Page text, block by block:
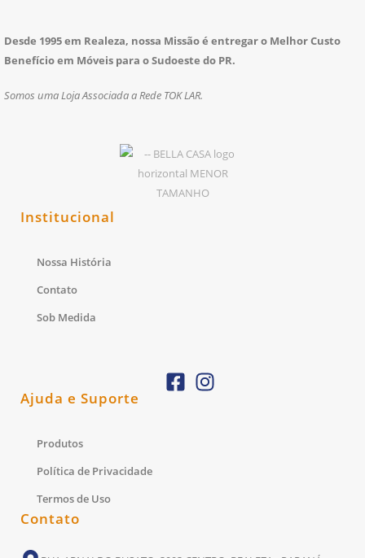
Desde 1995 em Realeza, nossa Missão é entregar o Melhor Custo
Benefício em Móveis para o Sudoeste do PR.
Somos uma Loja Associada a Rede TOK LAR.
Institucional
Nossa História
Contato
Sob Medida
Ajuda e Suporte
Produtos
Política de Privacidade
Termos de Uso
Contato